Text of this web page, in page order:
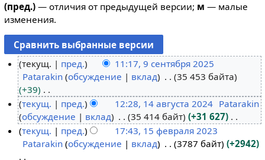
(пред.)— отличия от предыдущей версии; м — малые
изменения.
е
т
текущ. пред.
11:17, 9 сентября 2025
Patarakin обсуждение вклад
35 453 байта
+39
Н
е
т
о
4
текущ. пред. 12:28, 14 августа 2024 Patarakin
обсуждение
вклад 35 414 байт
+31 627
Н
е
текущ. пред.
17:43, 15 февраля 2023
Patarakin обсуждение вклад 3787 байт +2942